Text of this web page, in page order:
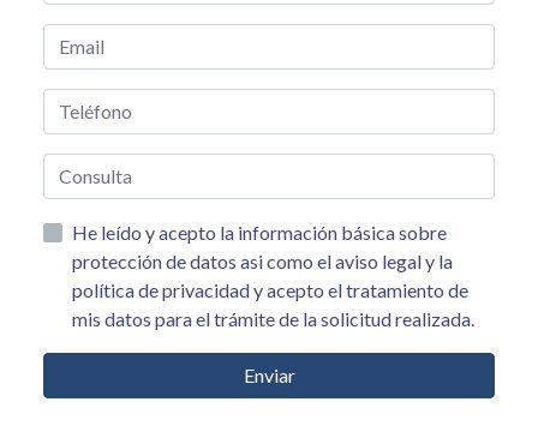
He leído y acepto la información básica sobre
protección de datos asi como el aviso legal y la
política de privacidad y acepto el tratamiento de
mis datos para el trámite de la solicitud realizada.
Enviar